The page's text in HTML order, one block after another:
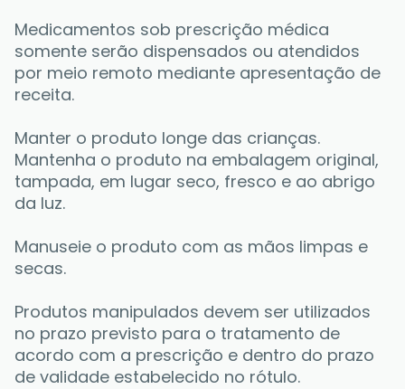
Medicamentos sob prescrição médica
somente serão dispensados ou atendidos
por meio remoto mediante apresentação de
receita.
Manter o produto longe das crianças.
Mantenha o produto na embalagem original,
tampada, em lugar seco, fresco e ao abrigo
da luz.
Manuseie o produto com as mãos limpas e
secas.
Produtos manipulados devem ser utilizados
no prazo previsto para o tratamento de
acordo com a prescrição e dentro do prazo
de validade estabelecido no rótulo.